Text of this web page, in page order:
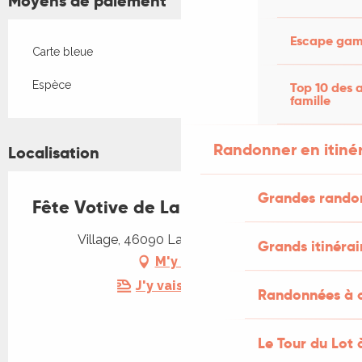
Escape
Top 10 des
famille
Randonner en
Grandes
Grands
Randonnées
Le Tour du Lot
Carte bleue
Espèce
Localisation
Fête Votive de Labastide-Marnhac
Village, 46090 Labastide-Marnhac
M'y rendre
J'y vais en train !